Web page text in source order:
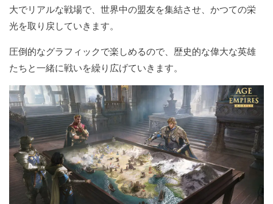
大でリアルな戦場で、世界中の盟友を集結させ、かつての栄
光を取り戻していきます。
圧倒的なグラフィックで楽しめるので、歴史的な偉大な英雄
たちと一緒に戦いを繰り広げていきます。